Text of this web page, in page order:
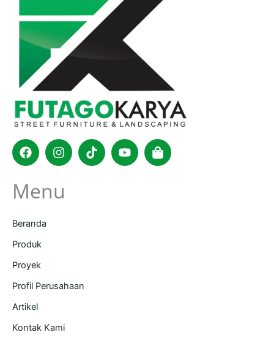
FacebookInstagram
TiktokYoutubeShopping-
bag
Menu
Beranda
Produk
Proyek
Profil Perusahaan
Artikel
Kontak Kami